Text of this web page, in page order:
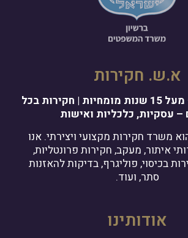
א.ש. חקירות
א.ש. חקירות – מעל 15 שנות מומחיות | חקירות בכל
– עסקיות, כלכליות ואישות
משרד חקירות מקצועי ויצירתי. אנו
איתור, מעקב, חקירות פרונטליות,
בכיסוי, פוליגרף, בדיקות להאזנות
סתר, ועוד.
אודותינו